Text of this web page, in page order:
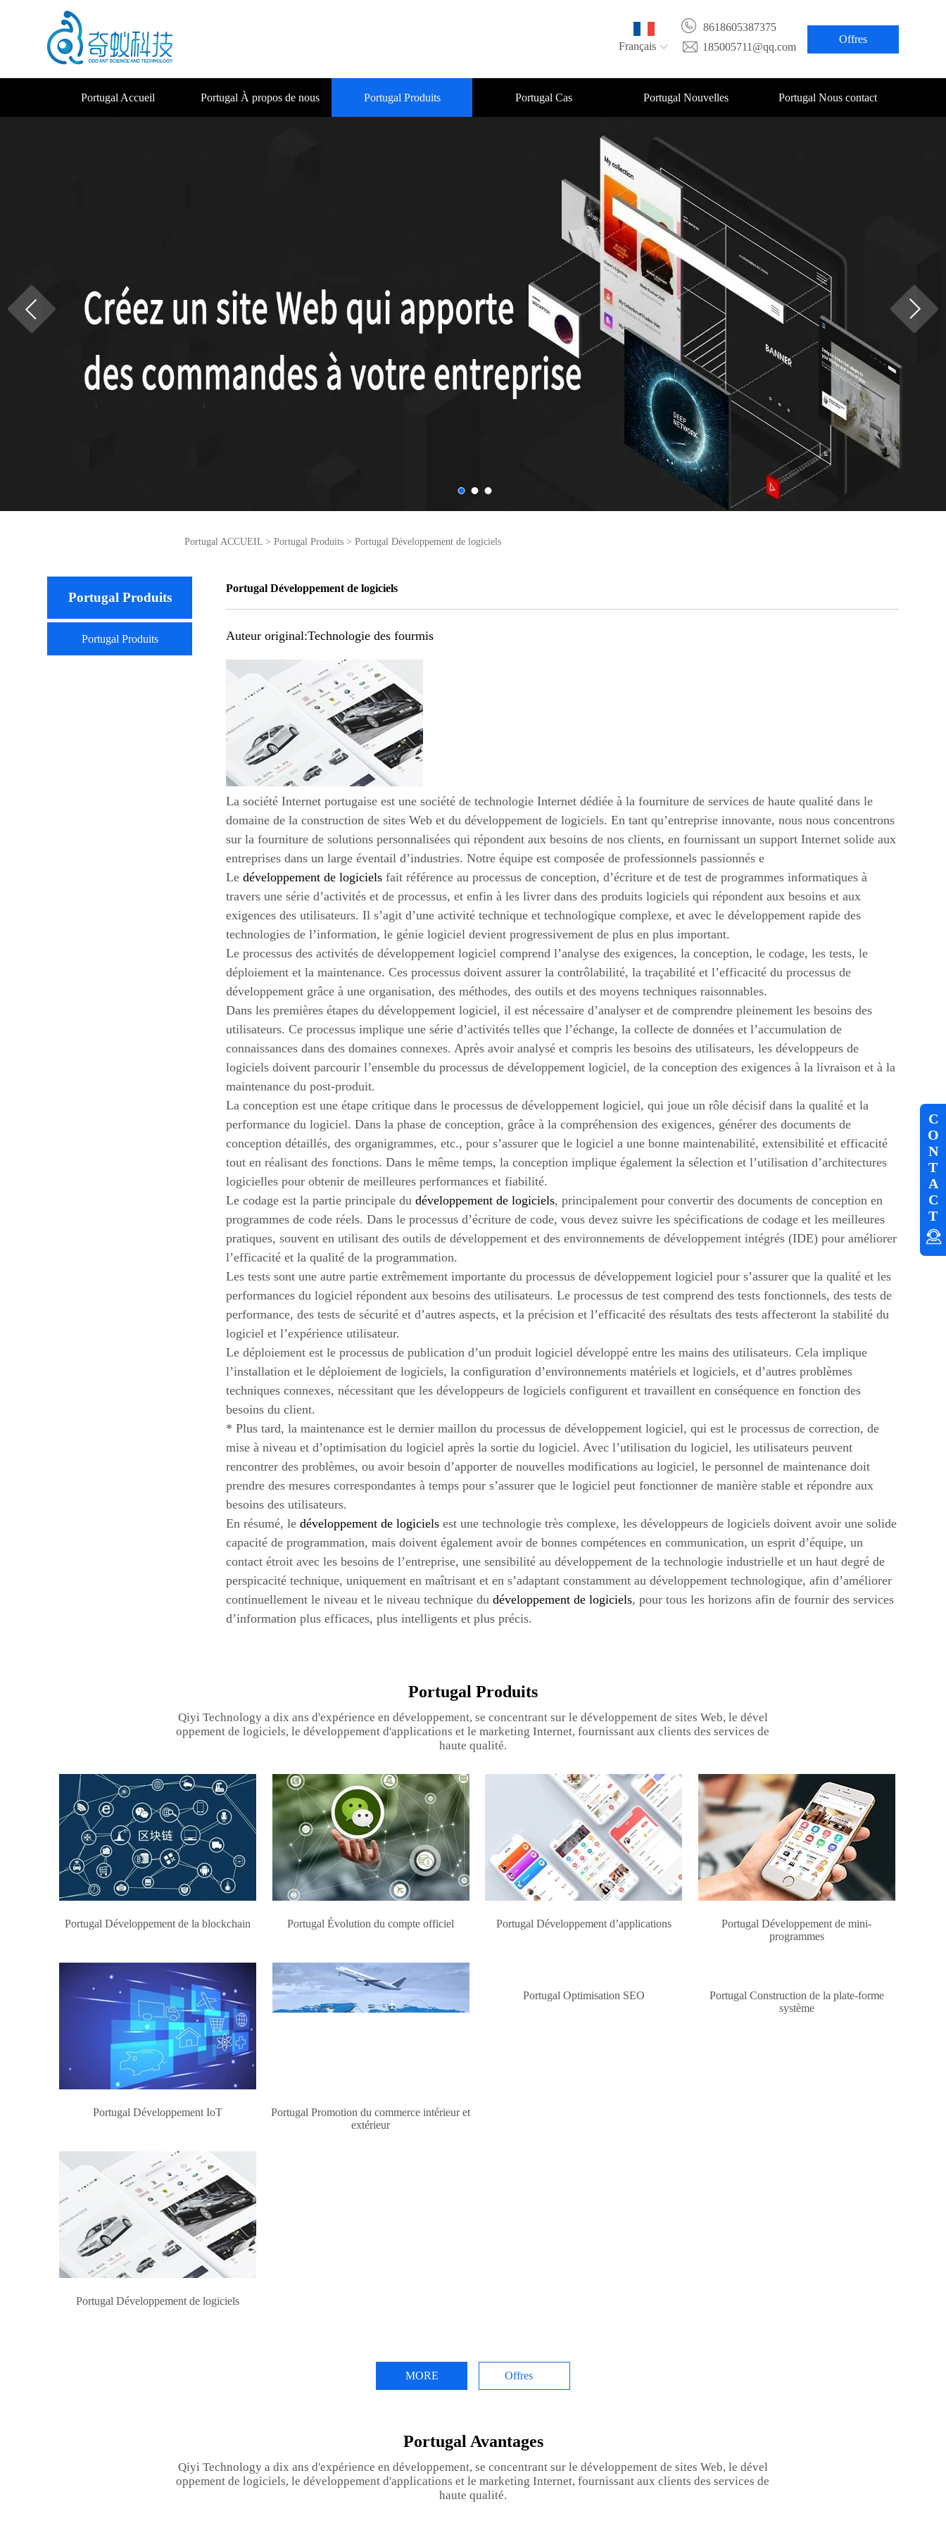
Français
8618605387375
185005711@qq.com
Offres
Portugal Accueil Portugal À propos de nous Portugal Produits Portugal Cas Portugal Nouvelles Portugal Nous contact
Portugal ACCUEIL> Portugal Produits> Portugal Développement de logiciels
Portugal Produits
Portugal Produits
Portugal Développement de logiciels
Auteur original:Technologie des fourmis
La société Internet portugaise est une société de technologie Internet dédiée à la fourniture de services de haute qualité dans le
domaine de la construction de sites Web et du développement de logiciels. En tant qu’entreprise innovante, nous nous concentrons
sur la fourniture de solutions personnalisées qui répondent aux besoins de nos clients, en fournissant un support Internet solide aux
entreprises dans un large éventail d’industries. Notre équipe est composée de professionnels passionnés e
Ledéveloppement de logiciels fait référence au processus de conception, d’écriture et de test de programmes informatiques à
travers une série d’activités et de processus, et enfin à les livrer dans des produits logiciels qui répondent aux besoins et aux
exigences des utilisateurs. Il s’agit d’une activité technique et technologique complexe, et avec le développement rapide des
technologies de l’information, le génie logiciel devient progressivement de plus en plus important.
Le processus des activités de développement logiciel comprend l’analyse des exigences, la conception, le codage, les tests, le
déploiement et la maintenance. Ces processus doivent assurer la contrôlabilité, la traçabilité et l’efficacité du processus de
développement grâce à une organisation, des méthodes, des outils et des moyens techniques raisonnables.
Dans les premières étapes du développement logiciel, il est nécessaire d’analyser et de comprendre pleinement les besoins des
utilisateurs. Ce processus implique une série d’activités telles que l’échange, la collecte de données et l’accumulation de
connaissances dans des domaines connexes. Après avoir analysé et compris les besoins des utilisateurs, les développeurs de
logiciels doivent parcourir l’ensemble du processus de développement logiciel, de la conception des exigences à la livraison et à la
maintenance du post-produit.
La conception est une étape critique dans le processus de développement logiciel, qui joue un rôle décisif dans la qualité et la
performance du logiciel. Dans la phase de conception, grâce à la compréhension des exigences, générer des documents de
conception détaillés, des organigrammes, etc., pour s’assurer que le logiciel a une bonne maintenabilité, extensibilité et efficacité
tout en réalisant des fonctions. Dans le même temps, la conception implique également la sélection et l’utilisation d’architectures
logicielles pour obtenir de meilleures performances et fiabilité.
Le codage est la partie principale dudéveloppement de logiciels, principalement pour convertir des documents de conception en
programmes de code réels. Dans le processus d’écriture de code, vous devez suivre les spécifications de codage et les meilleures
pratiques, souvent en utilisant des outils de développement et des environnements de développement intégrés (IDE) pour améliorer
l’efficacité et la qualité de la programmation.
Les tests sont une autre partie extrêmement importante du processus de développement logiciel pour s’assurer que la qualité et les
performances du logiciel répondent aux besoins des utilisateurs. Le processus de test comprend des tests fonctionnels, des tests de
performance, des tests de sécurité et d’autres aspects, et la précision et l’efficacité des résultats des tests affecteront la stabilité du
logiciel et l’expérience utilisateur.
Le déploiement est le processus de publication d’un produit logiciel développé entre les mains des utilisateurs. Cela implique
l’installation et le déploiement de logiciels, la configuration d’environnements matériels et logiciels, et d’autres problèmes
techniques connexes, nécessitant que les développeurs de logiciels configurent et travaillent en conséquence en fonction des
besoins du client.
* Plus tard, la maintenance est le dernier maillon du processus de développement logiciel, qui est le processus de correction, de
mise à niveau et d’optimisation du logiciel après la sortie du logiciel. Avec l’utilisation du logiciel, les utilisateurs peuvent
rencontrer des problèmes, ou avoir besoin d’apporter de nouvelles modifications au logiciel, le personnel de maintenance doit
prendre des mesures correspondantes à temps pour s’assurer que le logiciel peut fonctionner de manière stable et répondre aux
besoins des utilisateurs.
En résumé, ledéveloppement de logiciels est une technologie très complexe, les développeurs de logiciels doivent avoir une solide
capacité de programmation, mais doivent également avoir de bonnes compétences en communication, un esprit d’équipe, un
contact étroit avec les besoins de l’entreprise, une sensibilité au développement de la technologie industrielle et un haut degré de
perspicacité technique, uniquement en maîtrisant et en s’adaptant constamment au développement technologique, afin d’améliorer
continuellement le niveau et le niveau technique dudéveloppement de logiciels, pour tous les horizons afin de fournir des services
d’information plus efficaces, plus intelligents et plus précis.
Portugal Produits
Qiyi Technology a dix ans d'expérience en développement, se concentrant sur le développement de sites Web, le dével
oppement de logiciels, le développement d'applications et le marketing Internet, fournissant aux clients des services de
haute qualité.
Portugal Développement de la blockchain Portugal Évolution du compte officiel Portugal Développement d’applications
Portugal Développement de mini-
programmes
Portugal Développement IoT
Portugal Promotion du commerce intérieur et
extérieur
Portugal Développement de logiciels
MORE Offres
Portugal Avantages
Qiyi Technology a dix ans d'expérience en développement, se concentrant sur le développement de sites Web, le dével
oppement de logiciels, le développement d'applications et le marketing Internet, fournissant aux clients des services de
haute qualité.
C
O
N
T
A
C
T